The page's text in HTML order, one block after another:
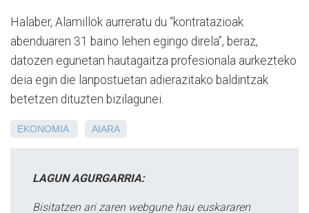
Halaber, Alamillok aurreratu du “kontratazioak
abenduaren 31 baino lehen egingo direla”, beraz,
datozen egunetan hautagaitza profesionala aurkezteko
deia egin die lanpostuetan adierazitako baldintzak
betetzen dituzten bizilagunei.
EKONOMIA AIARA
LAGUN AGURGARRIA:
Bisitatzen ari zaren webgune hau euskararen